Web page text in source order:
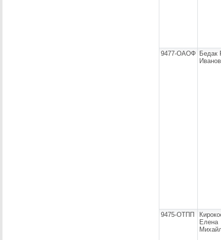
9477-ОАОФ
Бедак
9475-ОТПП
Елена